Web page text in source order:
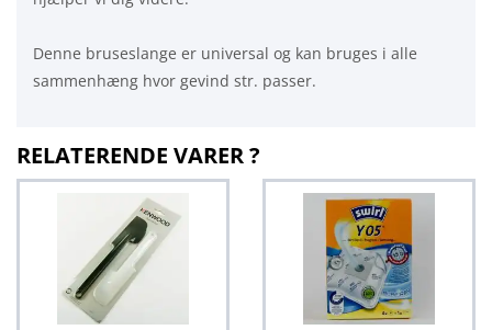
Denne bruseslange er universal og kan bruges i alle
sammenhæng hvor gevind str. passer.
RELATERENDE VARER ?